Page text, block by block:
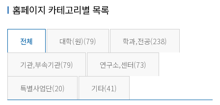
홈페이지 카테고리별 목록
전체 대학(원)(79) 학과,전공(238)
기관,부속기관(79) 연구소,센터(73)
특별사업단(20) 기타(41)